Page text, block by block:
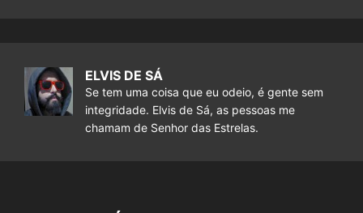
ELVIS DE SÁ
Se tem uma coisa que eu odeio, é gente sem
integridade. Elvis de Sá, as pessoas me
chamam de Senhor das Estrelas.